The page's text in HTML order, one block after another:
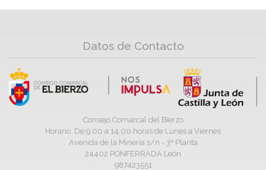
Datos de Contacto
Consejo Comarcal del Bierzo
Horario: De 9,00 a 14,00 horas de Lunes a Viernes
Avenida de la Minería s/n - 3ª Planta
24402 PONFERRADA León
987423551